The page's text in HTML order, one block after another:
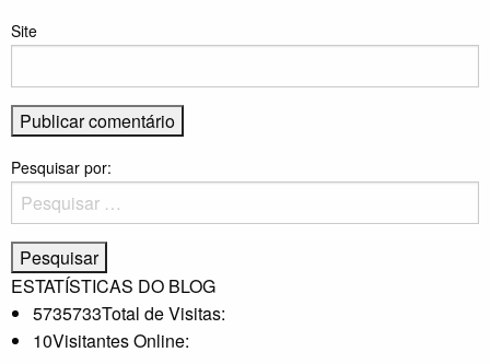
Site
Pesquisar por:
ESTATÍSTICAS DO BLOG
5735733Total de Visitas:
10Visitantes Online: